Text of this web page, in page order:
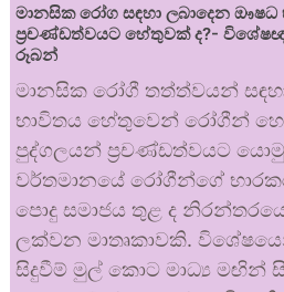
මානසික රෝග සඳහා ලබාදෙන ඖෂධ
ප්‍රචණ්ඩත්වයට හේතුවක් ද?-
රූබන්
මානසික රෝගී තත්ත්වයන්
භාවිතය හේතුවෙන් රෝගීන් හෝ
පුද්ගලයන් ප්‍රචණ්ඩත්වයට
වර්තමානයේ රෝගීන්ගේ
පොදු සමාජය තුළ ද
ලක්වන මාතෘකාවකි.
සිදුවීම් මුල් කොට මාධ්‍ය මඟින්